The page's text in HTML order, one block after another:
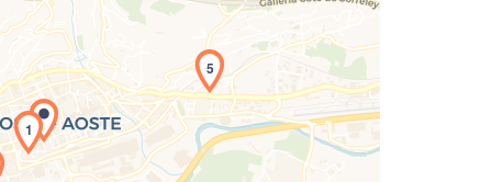
della carta in corso...
1
5